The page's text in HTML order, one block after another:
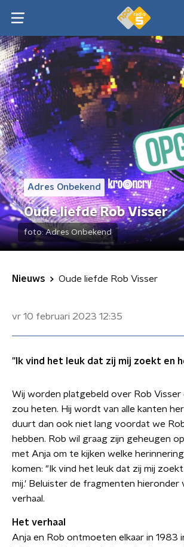
Adres Onbekend
Oude liefde Rob Visser
foto: Adres Onbekend
Nieuws Oude liefde Rob Visser
vr 10 februari 2023 12:35
"Ik vind het leuk dat zij mij zoekt en
Wij worden platgebeld over Rob Visser
zou heten. Hij wordt van alle kanten
duurt dan ook niet lang voordat we
hebben. Rob wil graag zijn geheugen
met Anja om te kijken welke
komen: "Ik vind het leuk dat zij mij
mij.' Beluister de fragmenten hieronder
verhaal.
Het verhaal
Anja en Rob ontmoeten elkaar in 1983